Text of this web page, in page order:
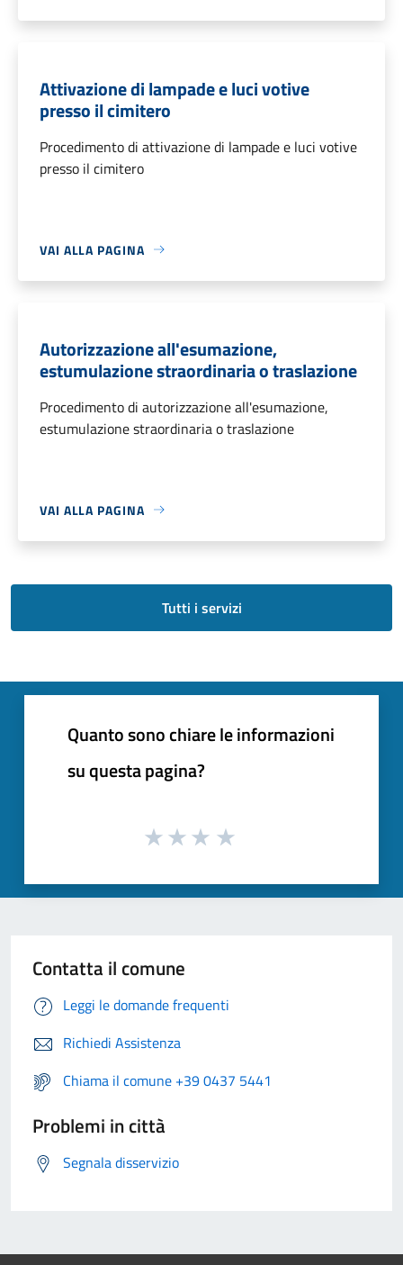
Attivazione di lampade e luci votive
presso il cimitero
Procedimento di attivazione di lampade e luci votive
presso il cimitero
VAI ALLA PAGINA
Autorizzazione all'esumazione,
estumulazione straordinaria o traslazione
Procedimento di autorizzazione all'esumazione,
estumulazione straordinaria o traslazione
VAI ALLA PAGINA
Tutti i servizi
Quanto sono chiare le informazioni
su questa pagina?
Contatta il comune
Leggi le domande frequenti
Richiedi Assistenza
Chiama il comune +39 0437 5441
Problemi in città
Segnala disservizio